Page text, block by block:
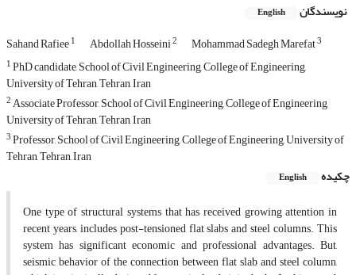
نویسندگان English
Sahand Rafiee1 Abdollah Hosseini2 Mohammad Sadegh Marefat3
1PhD candidate, School of Civil Engineering, College of Engineering,
University of Tehran, Tehran, Iran
2Associate Professor, School of Civil Engineering, College of Engineering,
University of Tehran, Tehran, Iran
3Professor, School of Civil Engineering, College of Engineering, University of
Tehran, Tehran, Iran
چکیده
English
One type of structural systems that has received growing attention in
recent years, includes post-tensioned flat slabs and steel columns. This
system has significant economic and professional advantages. But,
seismic behavior of the connection between flat slab and steel column,